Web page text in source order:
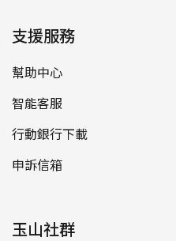
支援服務
幫助中心
智能客服
行動銀行下載
申訴信箱
玉山社群